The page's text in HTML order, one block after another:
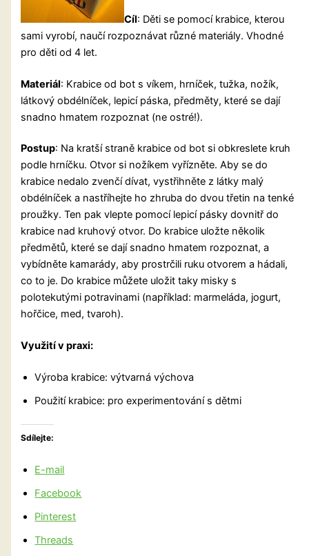
Cíl: Děti se pomocí krabice, kterou
sami vyrobí, naučí rozpoznávat různé materiály. Vhodné
pro děti od 4 let.
Materiál: Krabice od bot s víkem, hrníček, tužka, nožík,
látkový obdélníček, lepicí páska, předměty, které se dají
snadno hmatem rozpoznat (ne ostré!).
Postup: Na kratší straně krabice od bot si obkreslete kruh
podle hrníčku. Otvor si nožíkem vyřízněte. Aby se do
krabice nedalo zvenčí dívat, vystřihnětez látky malý
obdélníček a nastříhejte ho zhruba do dvou třetin na tenké
proužky. Ten pak vlepte pomocí lepicí pásky dovnitř do
krabice nad kruhový otvor. Do krabice uložte několik
předmětů, které se dají snadno hmatem rozpoznat, a
vybídněte kamarády, aby prostrčili ruku otvorem a hádali,
co to je. Do krabice můžete uložit taky misky s
polotekutými potravinami (například: marmeláda, jogurt,
hořčice, med, tvaroh).
Využití v praxi:
Výroba krabice: výtvarná výchova
Použití krabice: pro experimentování s dětmi
Sdílejte:
E-mail
Facebook
Pinterest
Threads